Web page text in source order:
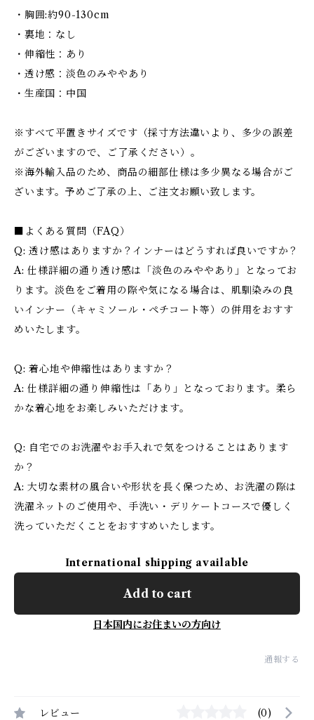
・胸囲:約90-130cm
・裏地：なし
・伸縮性：あり
・透け感：淡色のみややあり
・生産国：中国
※すべて平置きサイズです（採寸方法違いより、多少の誤差
がございますので、ご了承ください）。
※海外輸入品のため、商品の細部仕様は多少異なる場合がご
ざいます。予めご了承の上、ご注文お願い致します。
■よくある質問（FAQ）
Q: 透け感はありますか？インナーはどうすれば良いですか？
A: 仕様詳細の通り透け感は「淡色のみややあり」となってお
ります。淡色をご着用の際や気になる場合は、肌馴染みの良
いインナー（キャミソール・ペチコート等）の併用をおすす
めいたします。
Q: 着心地や伸縮性はありますか？
A: 仕様詳細の通り伸縮性は「あり」となっております。柔ら
かな着心地をお楽しみいただけます。
Q: 自宅でのお洗濯やお手入れで気をつけることはあります
か？
A: 大切な素材の風合いや形状を長く保つため、お洗濯の際は
洗濯ネットのご使用や、手洗い・デリケートコースで優しく
洗っていただくことをおすすめいたします。
International shipping available
Add to cart
日本国内にお住まいの方向け
通報する
レビュー (0)